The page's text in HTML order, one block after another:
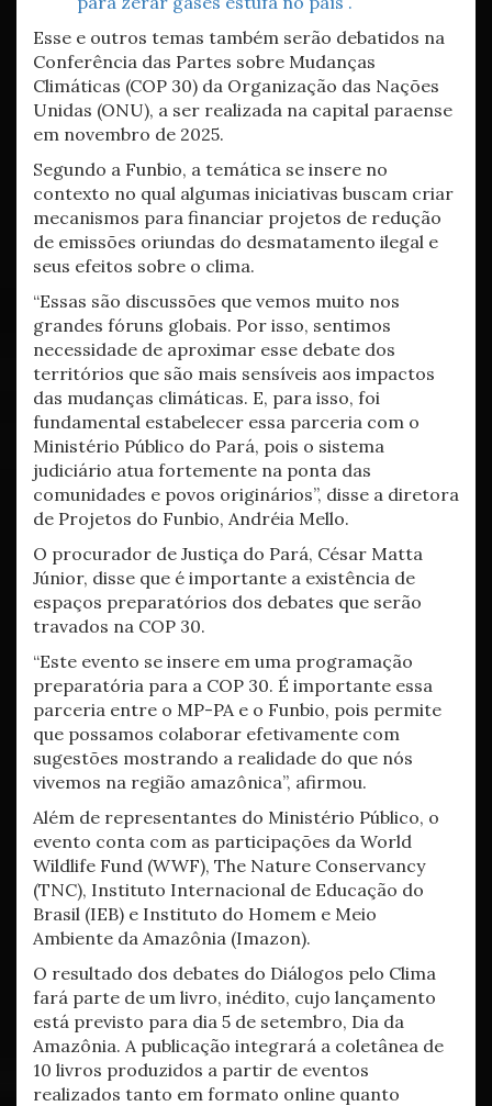
Esse e outros temas também serão debatidos na
Conferência das Partes sobre Mudanças
Climáticas (COP 30) da Organização das Nações
Unidas (ONU), a ser realizada na capital paraense
em novembro de 2025.
Segundo a Funbio, a temática se insere no
contexto no qual algumas iniciativas buscam criar
mecanismos para financiar projetos de redução
de emissões oriundas do desmatamento ilegal e
seus efeitos sobre o clima.
“Essas são discussões que vemos muito nos
grandes fóruns globais. Por isso, sentimos
necessidade de aproximar esse debate dos
territórios que são mais sensíveis aos impactos
das mudanças climáticas. E, para isso, foi
fundamental estabelecer essa parceria com o
Ministério Público do Pará, pois o sistema
judiciário atua fortemente na ponta das
comunidades e povos originários”, disse a diretora
de Projetos do Funbio, Andréia Mello.
O procurador de Justiça do Pará, César Matta
Júnior, disse que é importante a existência de
espaços preparatórios dos debates que serão
travados na COP 30.
“Este evento se insere em uma programação
preparatória para a COP 30. É importante essa
parceria entre o MP-PA e o Funbio, pois permite
que possamos colaborar efetivamente com
sugestões mostrando a realidade do que nós
vivemos na região amazônica”, afirmou.
Além de representantes do Ministério Público, o
evento conta com as participações da World
Wildlife Fund (WWF), The Nature Conservancy
(TNC), Instituto Internacional de Educação do
Brasil (IEB) e Instituto do Homem e Meio
Ambiente da Amazônia (Imazon).
O resultado dos debates do Diálogos pelo Clima
fará parte de um livro, inédito, cujo lançamento
está previsto para dia 5 de setembro, Dia da
Amazônia. A publicação integrará a coletânea de
10 livros produzidos a partir de eventos
realizados tanto em formato online quanto